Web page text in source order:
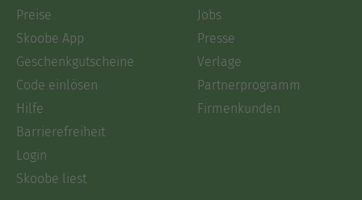
Preise
Skoobe App
Geschenkgutscheine
Code einlösen
Hilfe
Barrierefreiheit
Login
Skoobe liest
Jobs
Presse
Verlage
Partnerprogramm
Firmenkunden